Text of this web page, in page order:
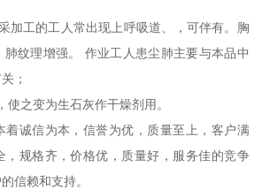
加工的工人常出现上呼吸道、，可伴有。胸
肺纹理增强。 作业工人患尘肺主要与本品中
；
使之变为生石灰作干燥剂用。
着诚信为本，信誉为优，质量至上，客户满
，规格齐，价格优，质量好，服务佳的竞争
信赖和支持。